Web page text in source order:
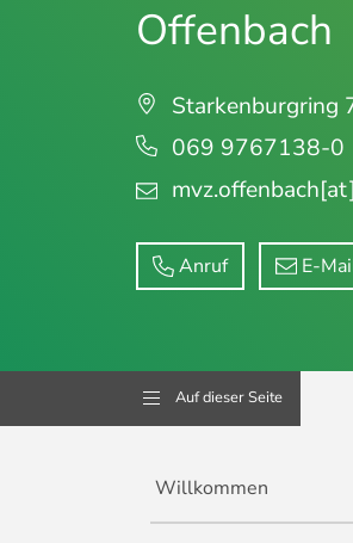
Offenbach
Starkenburgring
069 9767138-0
mvz.offenbach
Anruf E-
Auf dieser Seite
Willkommen